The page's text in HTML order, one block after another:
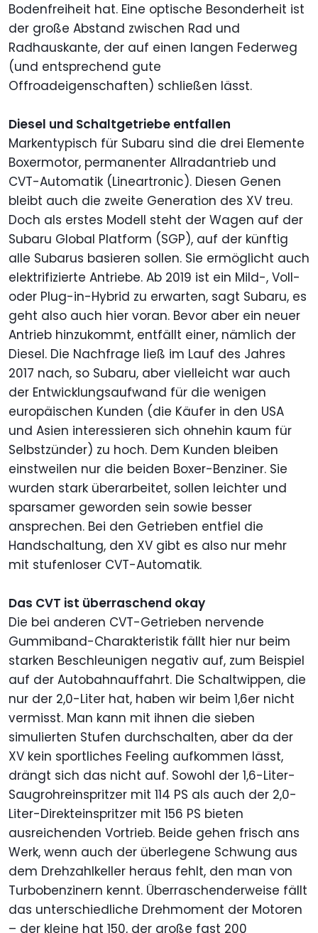
Bodenfreiheit hat. Eine optische Besonderheit ist
der große Abstand zwischen Rad und
Radhauskante, der auf einen langen Federweg
(und entsprechend gute
Offroadeigenschaften) schließen lässt.
Diesel und Schaltgetriebe entfallen
Markentypisch für Subaru sind die drei Elemente
Boxermotor, permanenter Allradantrieb und
CVT-Automatik (Lineartronic). Diesen Genen
bleibt auch die zweite Generation des XV treu.
Doch als erstes Modell steht der Wagen auf der
Subaru Global Platform (SGP), auf der künftig
alle Subarus basieren sollen. Sie ermöglicht auch
elektrifizierte Antriebe. Ab 2019 ist ein Mild-, Voll-
oder Plug-in-Hybrid zu erwarten, sagt Subaru, es
geht also auch hier voran. Bevor aber ein neuer
Antrieb hinzukommt, entfällt einer, nämlich der
Diesel. Die Nachfrage ließ im Lauf des Jahres
2017 nach, so Subaru, aber vielleicht war auch
der Entwicklungsaufwand für die wenigen
europäischen Kunden (die Käufer in den USA
und Asien interessieren sich ohnehin kaum für
Selbstzünder) zu hoch. Dem Kunden bleiben
einstweilen nur die beiden Boxer-Benziner. Sie
wurden stark überarbeitet, sollen leichter und
sparsamer geworden sein sowie besser
ansprechen. Bei den Getrieben entfiel die
Handschaltung, den XV gibt es also nur mehr
mit stufenloser CVT-Automatik.
Das CVT ist überraschend okay
Die bei anderen CVT-Getrieben nervende
Gummiband-Charakteristik fällt hier nur beim
starken Beschleunigen negativ auf, zum Beispiel
auf der Autobahnauffahrt. Die Schaltwippen, die
nur der 2,0-Liter hat, haben wir beim 1,6er nicht
vermisst. Man kann mit ihnen die sieben
simulierten Stufen durchschalten, aber da der
XV kein sportliches Feeling aufkommen lässt,
drängt sich das nicht auf. Sowohl der 1,6-Liter-
Saugrohreinspritzer mit 114 PS als auch der 2,0-
Liter-Direkteinspritzer mit 156 PS bieten
ausreichenden Vortrieb. Beide gehen frisch ans
Werk, wenn auch der überlegene Schwung aus
dem Drehzahlkeller heraus fehlt, den man von
Turbobenzinern kennt. Überraschenderweise fällt
das unterschiedliche Drehmoment der Motoren
– der kleine hat 150, der große fast 200